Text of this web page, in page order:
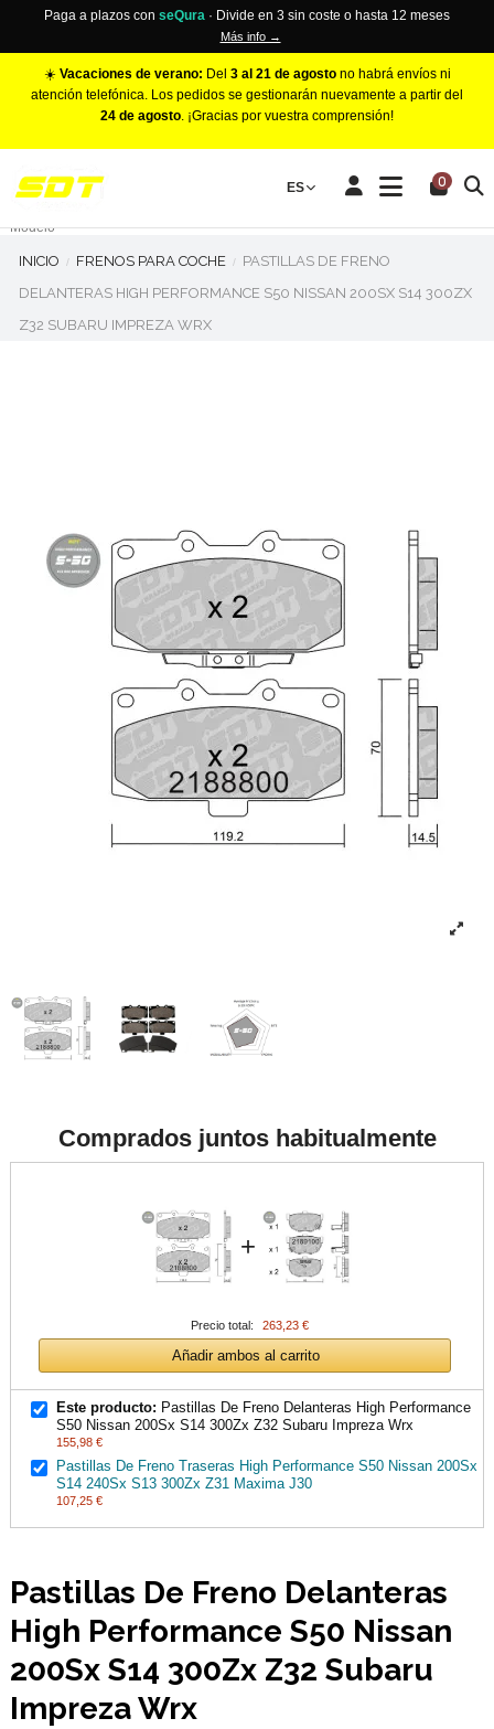
Paga a plazos con seQura · Divide en 3 sin coste o hasta 12 meses
Más info →
☀️ Vacaciones de verano: Del 3 al 21 de agostono habrá envíos ni
atención telefónica. Los pedidos se gestionarán nuevamente a partir del
24 de agosto. ¡Gracias por vuestra comprensión!
ES 0
Make
Modelo
INICIO FRENOS PARA COCHE
PASTILLAS DE FRENO
DELANTERAS HIGH PERFORMANCE S50 NISSAN 200SX S14 300ZX
Z32 SUBARU IMPREZA WRX
Comprados juntos habitualmente
+
Precio total: 263,23 €
Añadir ambos al carrito
Este producto: Pastillas De Freno Delanteras High Performance
S50 Nissan 200Sx S14 300Zx Z32 Subaru Impreza Wrx
155,98 €
Pastillas De Freno Traseras High Performance S50 Nissan 200Sx
S14 240Sx S13 300Zx Z31 Maxima J30
107,25 €
Pastillas De Freno Delanteras
High Performance S50 Nissan
200Sx S14 300Zx Z32 Subaru
Impreza Wrx